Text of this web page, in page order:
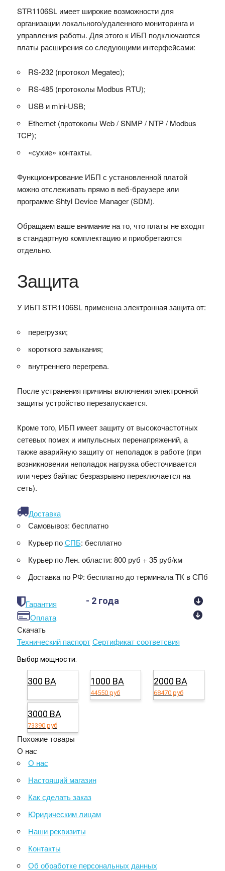
STR1106SL имеет широкие возможности для
организации локального/удаленного мониторинга и
управления работы. Для этого к ИБП подключаются
платы расширения со следующими интерфейсами:
RS-232 (протокол Megatec);
RS-485 (протоколы Modbus RTU);
USB и mini-USB;
Ethernet (протоколы Web / SNMP / NTP / Modbus
TCP);
«сухие» контакты.
Функционирование ИБП с установленной платой
можно отслеживать прямо в веб-браузере или
программе Shtyl Device Manager (SDM).
Обращаем ваше внимание на то, что платы не входят
в стандартную комплектацию и приобретаются
отдельно.
Защита
У ИБП STR1106SL применена электронная защита от:
перегрузки;
короткого замыкания;
внутреннего перегрева.
После устранения причины включения электронной
защиты устройство перезапускается.
Кроме того, ИБП имеет защиту от высокочастотных
сетевых помех и импульсных перенапряжений, а
также аварийную защиту от неполадок в работе (при
возникновении неполадок нагрузка обесточивается
или через байпас безразрывно переключается на
сеть).
Доставка
Самовывоз: бесплатно
Курьер поСПБ: бесплатно
Курьер по Лен. области: 800 руб + 35 руб/км
Доставка по РФ: бесплатно до терминала ТК в СПб
Гарантия
- 2 года
Оплата
Скачать
Технический паспорт Сертификат соответсвия
Выбор мощности:
300 ВА 1000 ВА
44550 руб
2000 ВА
68470 руб
3000 ВА
73390 руб
Похожие товары
О нас
О нас
Настоящий магазин
Как сделать заказ
Юридическим лицам
Наши реквизиты
Контакты
Об обработке персональных данных